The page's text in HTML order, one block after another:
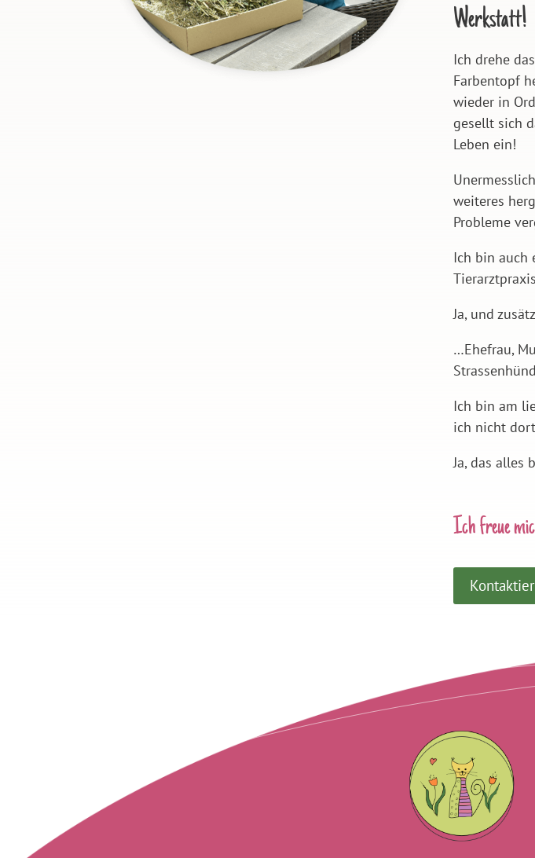
Werkstatt!
Ich drehe
Farbentopf
wieder in
gesellt sich
Leben ein!
weiteres
Probleme
Ich bin auch
Ja, und
…Ehefrau,
Ich bin am
ich nicht
Ja, das alles
Ich freue